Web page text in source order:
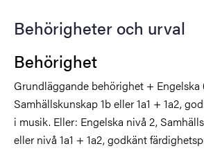
Behörigheter och urval
Behörighet
Grundläggande behörighet + Engelska
Samhällskunskap 1b eller 1a1 + 1a2,
i musik. Eller: Engelska nivå 2,
eller nivå 1a1 + 1a2, godkänt